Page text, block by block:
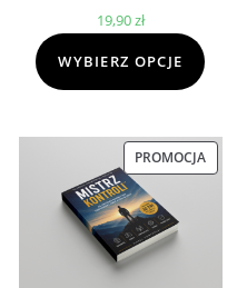
19,90zł
WYBIERZ OPCJE
PROMOCJA